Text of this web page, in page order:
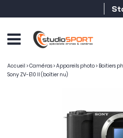
Stock
Accueil >Caméras>Appareils photo> Boitiers
Sony ZV-E10 II (boîtier nu)